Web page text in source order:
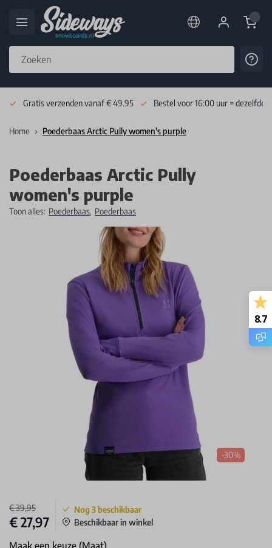
Cart
Gratis verzenden vanaf € 49.95 Bestel voor 16:00 uur = dezelfde
Home Poederbaas Arctic Pully women's purple
Poederbaas Arctic Pully
women's purple
Toon alles: Poederbaas, Poederbaas
-30%
€ 39,95
€ 27,97
Nog 3 beschikbaar
Beschikbaar in winkel
Maak een keuze (Maat)
8.7